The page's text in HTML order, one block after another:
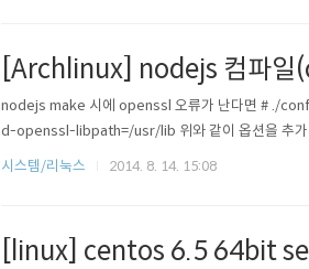
[Archlinux] nodejs 컴파일
nodejs make 시에 openssl 오류가 난다면 #
d-openssl-libpath=/usr/lib 위와 같이 옵션을 추가
시스템/리눅스
2014. 8. 14. 15:08
[linux] centos 6.5 64bit